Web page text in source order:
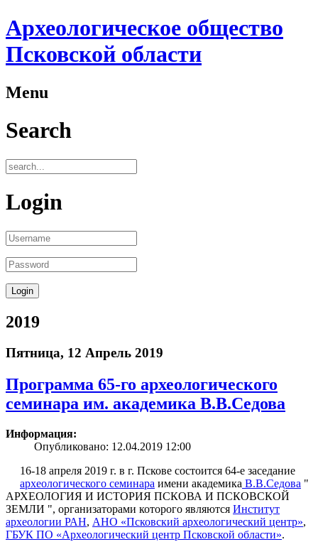
Археологическое общество
Псковской области
Menu
Search
Login
2019
Пятница, 12 Апрель 2019
Программа 65-го археологического
семинара им. академика В.В.Седова
Информация:
Опубликовано: 12.04.2019 12:00
16-18 апреля 2019 г. в г. Пскове состоится 64-е заседание
археологического семинара имени академика В.В.Седова "
АРХЕОЛОГИЯ И ИСТОРИЯ ПСКОВА И ПСКОВСКОЙ
ЗЕМЛИ ", организаторами которого являются Институт
археологии РАН, АНО «Псковский археологический центр»,
ГБУК ПО «Археологический центр Псковской области».